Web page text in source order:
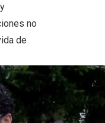
no
de